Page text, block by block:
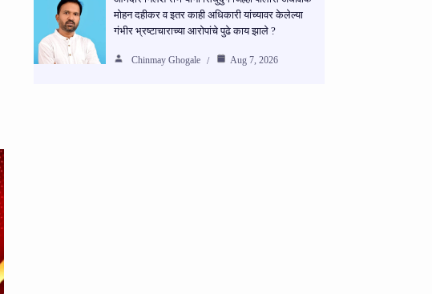
मोहन दहीकर व इतर काही अधिकारी यांच्यावर केलेल्या
गंभीर भ्रष्टाचाराच्या आरोपांचे पुढे काय झाले ?
Chinmay Ghogale Aug 7, 2026